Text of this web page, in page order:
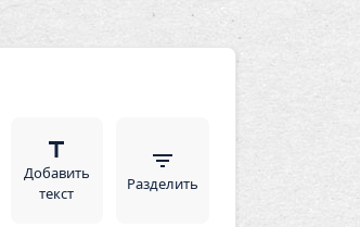
Добавить
текст
Разделить